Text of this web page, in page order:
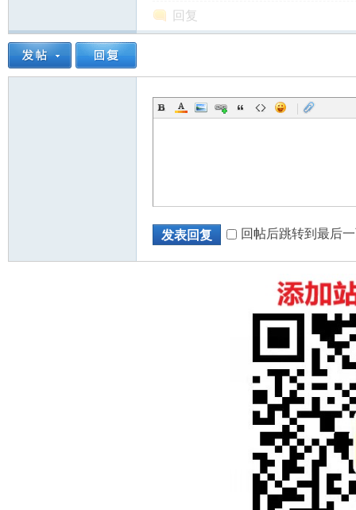
回复
|
发表回复 回帖后跳转到最后